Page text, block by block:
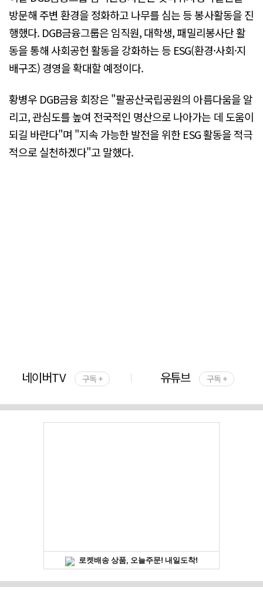
방문해 주변 환경을 정화하고 나무를 심는 등 봉사활동을 진
행했다. DGB금융그룹은 임직원, 대학생, 패밀리봉사단 활
동을 통해 사회공헌 활동을 강화하는 등 ESG(환경·사회·지
배구조) 경영을 확대할 예정이다.
황병우 DGB금융 회장은 "팔공산국립공원의 아름다움을 알
리고, 관심도를 높여 전국적인 명산으로 나아가는 데 도움이
되길 바란다"며 "지속 가능한 발전을 위한 ESG 활동을 적극
적으로 실천하겠다"고 말했다.
네이버TV 구독 + 유튜브 구독 +